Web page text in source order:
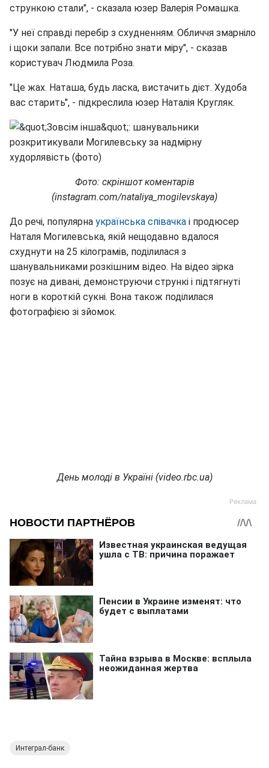
стрункою стали", - сказала юзер Валерія Ромашка.
"У неї справді перебір з схудненням. Обличчя змарніло
і щоки запали. Все потрібно знати міру", - сказав
користувач Людмила Роза.
"Це жах. Наташа, будь ласка, вистачить дієт. Худоба
вас старить", - підкреслила юзер Наталія Кругляк.
Фото: скріншот коментарів
(instagram.com/nataliya_mogilevskaya)
До речі, популярна українська співачка і продюсер
Наталя Могилевська, якій нещодавно вдалося
схуднути на 25 кілограмів, поділилася з
шанувальниками розкішним відео. На відео зірка
позує на дивані, демонструючи стрункі і підтягнуті
ноги в короткій сукні. Вона також поділилася
фотографією зі зйомок.
День молоді в Україні (video.rbc.ua)
Интеграл-банк